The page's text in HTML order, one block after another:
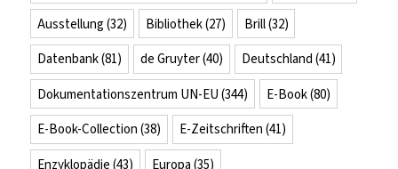
Ausstellung (32) Bibliothek(27) Brill(32)
Datenbank(81) de Gruyter(40) Deutschland (41)
Dokumentationszentrum UN-EU (344) E-Book(80)
E-Book-Collection (38) E-Zeitschriften (41)
Enzyklopädie (43) Europa (35)